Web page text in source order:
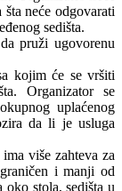
neće odgovarati
sedišta.
pruži ugovorenu
kojim će se vršiti
Organizator se
uplaćenog
da li je usluga
više zahteva za
i manji od
oko stola, sedišta u